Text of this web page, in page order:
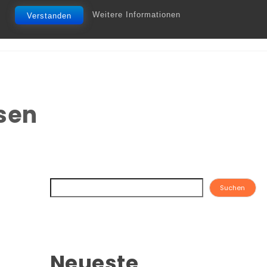
Verstanden Weitere Informationen
Suchen